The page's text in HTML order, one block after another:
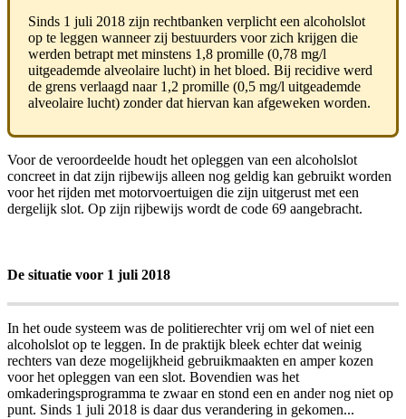
Sinds 1 juli 2018 zijn rechtbanken verplicht een alcoholslot
op te leggen wanneer zij bestuurders voor zich krijgen die
werden betrapt met minstens 1,8 promille (0,78 mg/l
uitgeademde alveolaire lucht) in het bloed. Bij recidive werd
de grens verlaagd naar 1,2 promille (0,5 mg/l uitgeademde
alveolaire lucht) zonder dat hiervan kan afgeweken worden.
Voor de veroordeelde houdt het opleggen van een alcoholslot
concreet in dat zijn rijbewijs alleen nog geldig kan gebruikt worden
voor het rijden met motorvoertuigen die zijn uitgerust met een
dergelijk slot. Op zijn rijbewijs wordt de code 69 aangebracht.
De situatie voor 1 juli 2018
In het oude systeem was de politierechter vrij om wel of niet een
alcoholslot op te leggen. In de praktijk bleek echter dat weinig
rechters van deze mogelijkheid gebruikmaakten en amper kozen
voor het opleggen van een slot. Bovendien was het
omkaderingsprogramma te zwaar en stond een en ander nog niet op
punt. Sinds 1 juli 2018 is daar dus verandering in gekomen...